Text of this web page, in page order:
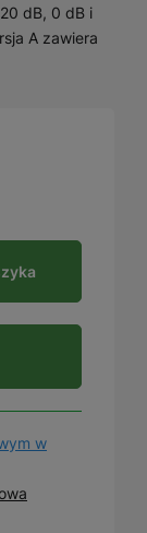
dB, 0 dB i
A zawiera
w